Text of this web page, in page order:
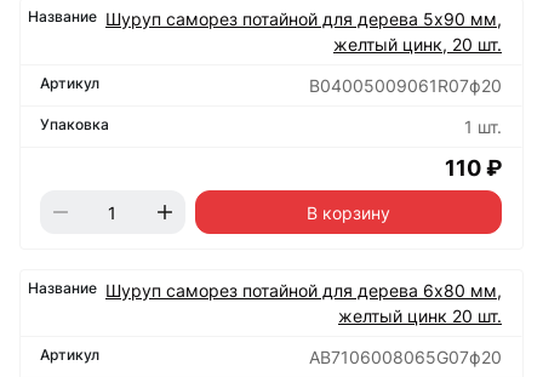
Шуруп саморез потайной для дерева 5х90 мм,
желтый цинк, 20 шт.
B04005009061R07ф20
1 шт.
110 ₽
В корзину
Шуруп саморез потайной для дерева 6х80 мм,
желтый цинк 20 шт.
AB7106008065G07ф20